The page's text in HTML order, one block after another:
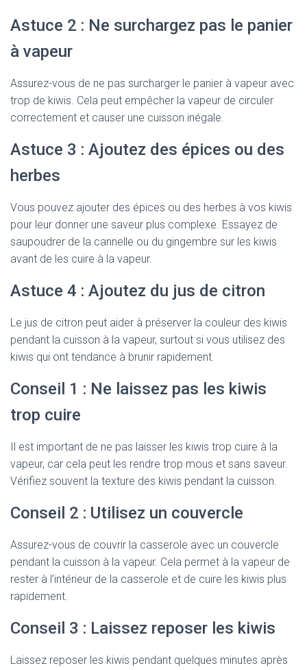
Astuce 2 : Ne surchargez pas le panier
à vapeur
Assurez-vous de ne pas surcharger le panier à vapeur avec
trop de kiwis. Cela peut empêcher la vapeur de circuler
correctement et causer une cuisson inégale.
Astuce 3 : Ajoutez des épices ou des
herbes
Vous pouvez ajouter des épices ou des herbes à vos kiwis
pour leur donner une saveur plus complexe. Essayez de
saupoudrer de la cannelle ou du gingembre sur les kiwis
avant de les cuire à la vapeur.
Astuce 4 : Ajoutez du jus de citron
Le jus de citron peut aider à préserver la couleur des kiwis
pendant la cuisson à la vapeur, surtout si vous utilisez des
kiwis qui ont tendance à brunir rapidement.
Conseil 1 : Ne laissez pas les kiwis
trop cuire
Il est important de ne pas laisser les kiwis trop cuire à la
vapeur, car cela peut les rendre trop mous et sans saveur.
Vérifiez souvent la texture des kiwis pendant la cuisson.
Conseil 2 : Utilisez un couvercle
Assurez-vous de couvrir la casserole avec un couvercle
pendant la cuisson à la vapeur. Cela permet à la vapeur de
rester à l’intérieur de la casserole et de cuire les kiwis plus
rapidement.
Conseil 3 : Laissez reposer les kiwis
Laissez reposer les kiwis pendant quelques minutes après